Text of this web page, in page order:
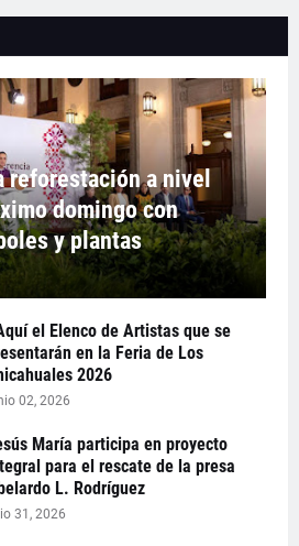
reforestación a nivel
domingo con
y plantas
el Elenco de Artistas que se
en la Feria de Los
2026
02, 2026
María participa en proyecto
para el rescate de la presa
L. Rodríguez
31, 2026